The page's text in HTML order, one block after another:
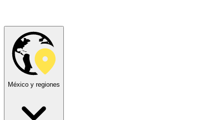
México y regiones